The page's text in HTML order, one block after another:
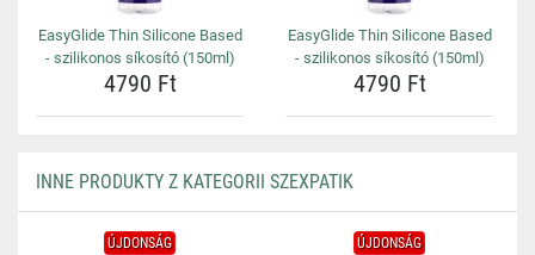
EasyGlide Thin Silicone Based
- szilikonos síkosító (150ml)
4790 Ft
EasyGlide Thin Silicone Based
- szilikonos síkosító (150ml)
4790 Ft
INNE PRODUKTY Z KATEGORII SZEXPATIK
ÚJDONSÁG ÚJDONSÁG